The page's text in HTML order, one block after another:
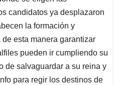
candidatos ya desplazaron
la formación y
esta manera garantizar
pueden ir cumpliendo su
de salvaguardar a su reina y
para regir los destinos de